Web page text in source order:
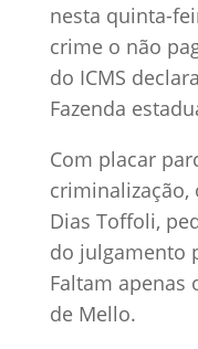
nesta quinta-
crime o não
do ICMS
Fazenda
Com placar
Dias Toffoli,
do julgamento
Faltam apenas
de Mello.